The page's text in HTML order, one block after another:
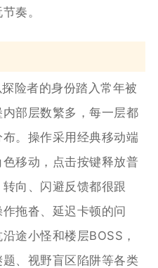
奏。
险者的身份踏入常年被
部层数繁多，每一层都
。操作采用经典移动端
移动，点击按键释放普
向、闪避反馈都很跟
拖沓、延迟卡顿的问
途小怪和楼层BOSS，
、视野盲区陷阱等各类